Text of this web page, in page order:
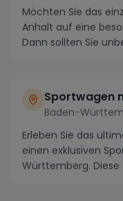
Möchten Sie das
Anhalt auf eine
Dann sollten Sie
Sportwagen
Baden-
Erleben Sie das
einen exklusiven
Württemberg.